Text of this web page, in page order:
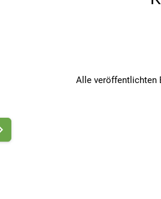
und sparst damit sogar noch Papier
GÜLTIG?
entspricht der gesetzlichen
3 Jahre Zeit, um diesen in
Alle veröffentlichten